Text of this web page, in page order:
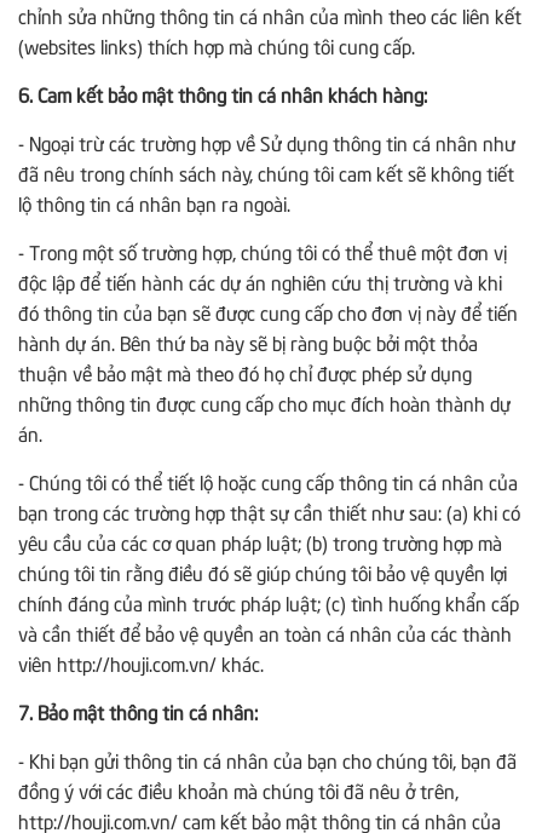
chỉnh sửa những thông tin cá nhân của mình theo các liên kết
(websites links) thích hợp mà chúng tôi cung cấp.
6. Cam kết bảo mật thông tin cá nhân khách hàng:
- Ngoại trừ các trường hợp về Sử dụng thông tin cá nhân như
đã nêu trong chính sách này, chúng tôi cam kết sẽ không tiết
lộ thông tin cá nhân bạn ra ngoài.
- Trong một số trường hợp, chúng tôi có thể thuê một đơn vị
độc lập để tiến hành các dự án nghiên cứu thị trường và khi
đó thông tin của bạn sẽ được cung cấp cho đơn vị này để tiến
hành dự án. Bên thứ ba này sẽ bị ràng buộc bởi một thỏa
thuận về bảo mật mà theo đó họ chỉ được phép sử dụng
những thông tin được cung cấp cho mục đích hoàn thành dự
án.
- Chúng tôi có thể tiết lộ hoặc cung cấp thông tin cá nhân của
bạn trong các trường hợp thật sự cần thiết như sau: (a) khi có
yêu cầu của các cơ quan pháp luật; (b) trong trường hợp mà
chúng tôi tin rằng điều đó sẽ giúp chúng tôi bảo vệ quyền lợi
chính đáng của mình trước pháp luật; (c) tình huống khẩn cấp
và cần thiết để bảo vệ quyền an toàn cá nhân của các thành
viên http://houji.com.vn/ khác.
7. Bảo mật thông tin cá nhân:
- Khi bạn gửi thông tin cá nhân của bạn cho chúng tôi, bạn đã
đồng ý với các điều khoản mà chúng tôi đã nêu ở trên,
http://houji.com.vn/ cam kết bảo mật thông tin cá nhân của